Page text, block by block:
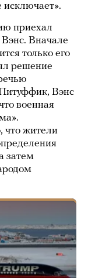
исключает».
приехал
Вначале
только его
решение
Вэнс
военная
что жители
затем